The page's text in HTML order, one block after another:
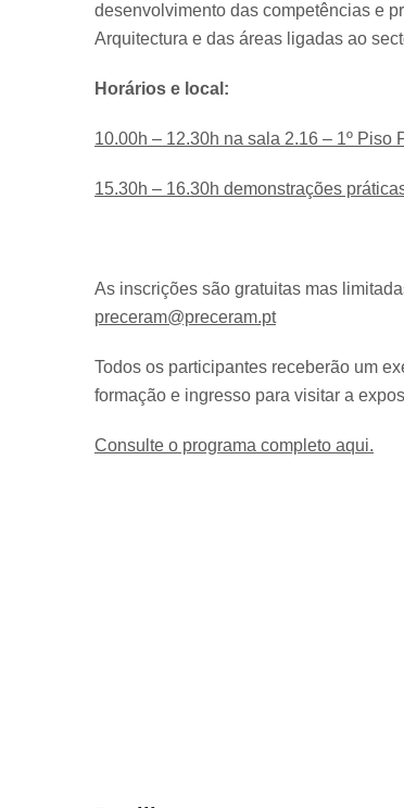
desenvolvimento das competências e
Arquitectura e das áreas ligadas ao
Horários e local:
10.00h – 12.30h na sala 2.16 – 1º Piso
15.30h – 16.30h demonstrações
As inscrições são gratuitas mas
preceram@preceram.pt
Todos os participantes receberão um
formação e ingresso para visitar a
Consulte o programa completo aqui.